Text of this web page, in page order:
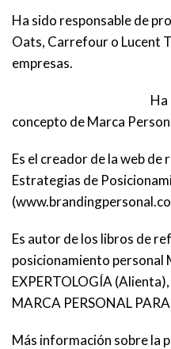
Ha sido responsable de
Oats, Carrefour o Lucent
empresas.
concepto de Marca
Es el creador de la web
Estrategias de
Es autor de los libros de
posicionamiento personal
EXPERTOLOGÍA
MARCA PERSONAL
Más información sobre la